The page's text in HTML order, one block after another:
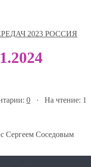
2023 РОССИЯ
0 · На чтение: 1
Сергеем Соседовым